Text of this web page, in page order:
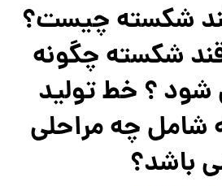
شکسته چیست؟
شکسته چگونه
؟ خط تولید
شامل چه مراحلی
باشد؟